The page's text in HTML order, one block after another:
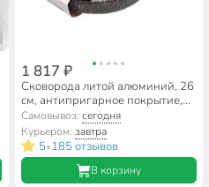
1 817 ₽
Сковорода литой алюминий, 26
см, антипригарное покрытие,
Горница, Гранит, съемная ручка,
с2653аг
Самовывоз: сегодня
Курьером: завтра
5•185 отзывов
В корзину